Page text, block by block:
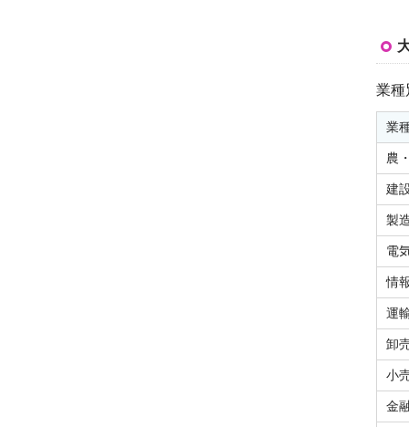
業種
業
農
建
製
電
情
運
卸
小
金